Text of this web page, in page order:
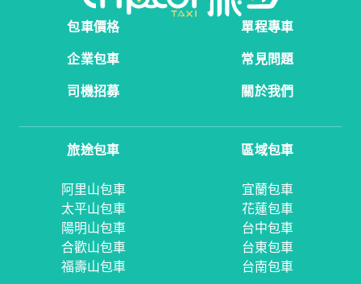
包車價格
單程專車
企業包車
常見問題
司機招募
關於我們
旅途包車
阿里山包車
太平山包車
陽明山包車
合歡山包車
福壽山包車
區域包車
宜蘭包車
花蓮包車
台中包車
台東包車
台南包車